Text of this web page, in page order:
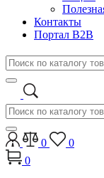
Контакты
Портал B2B
0
0
0